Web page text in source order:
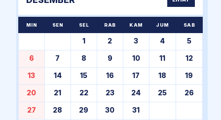
MIN SEN SEL RAB KAM JUM SAB
1 2 3 4 5
6 7 8 9 10 11 12
13 14 15 16 17 18 19
20 21 22 23 24 25 26
27 28 29 30 31